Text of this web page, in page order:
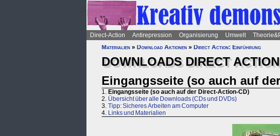
Direct-Action Antirepression Organisierung Umwelt
Materialien » Download Aktionen » Direct Action: Einführung
DOWNLOADS DIRECT ACTION
Eingangsseite (so auch auf
1. Eingangsseite (so auch auf der Direct-Action-CD)
2. Übersicht über alle Downloads (CDs und DVDs)
3. Tipp: Sicheres Arbeiten am Computer
4. Links und Materialien